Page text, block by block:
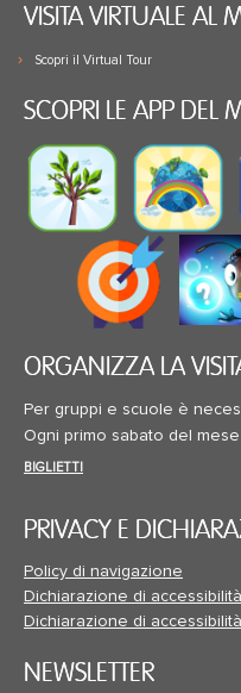
VISITA VIRTUALE AL
Scopri il Virtual Tour
SCOPRI LE APP DEL
ORGANIZZA LA
Per gruppi e scuole è
Ogni primo sabato del
BIGLIETTI
PRIVACY E
Policy di navigazione
Dichiarazione di accessibilità
Dichiarazione di accessibilità
NEWSLETTER